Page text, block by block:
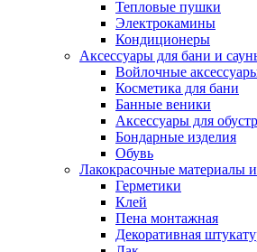
Тепловые пушки
Электрокамины
Кондиционеры
Аксессуары для бани и
Войлочные
Косметика для бани
Банные веники
Аксессуары для
Бондарные изделия
Обувь
Лакокрасочные материалы
Герметики
Клей
Пена монтажная
Декоративная